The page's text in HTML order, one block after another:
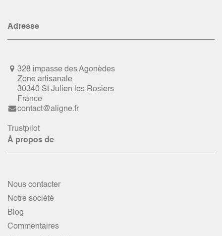
Adresse
328 impasse des Agonèdes
Zone artisanale
30340 St Julien les Rosiers
France
contact@aligne.fr
Trustpilot
À propos de
Nous contacter
Notre société
Blog
Commentaires